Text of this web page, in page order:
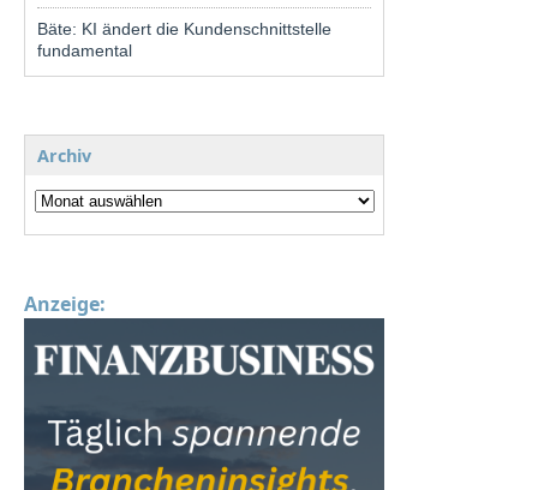
Bäte: KI ändert die Kundenschnittstelle
fundamental
Archiv
Anzeige: